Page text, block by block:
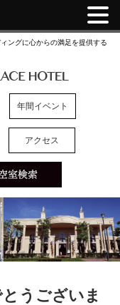
ングに心からの満足を提供する
年間イベント
アクセス
うございま